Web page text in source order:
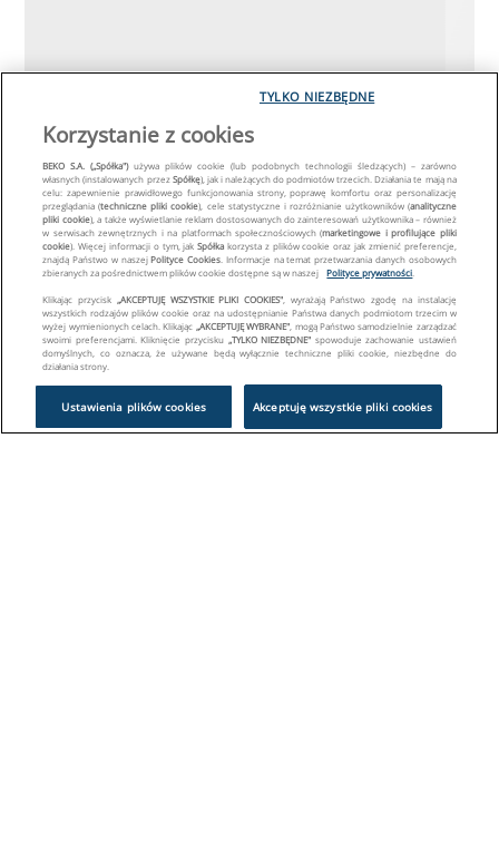
Korzystanie z cookies
BEKO S.A. („Spółka")używa plików cookie (lub podobnych technologii śledzących) – zarówno
własnych (instalowanych przezSpółkę), jak i należących do podmiotów trzecich. Działania te mają na
celu: zapewnienie prawidłowego funkcjonowania strony, poprawę komfortu oraz personalizację
przeglądania (techniczne pliki cookie), cele statystyczne i rozróżnianie użytkowników (analityczne
pliki cookie), a także wyświetlanie reklam dostosowanych do zainteresowań użytkownika – również
w serwisach zewnętrznych i na platformach społecznościowych (marketingowe i profilujące pliki
cookie). Więcej informacji o tym, jakSpółka korzysta z plików cookie oraz jak zmienić preferencje,
znajdą Państwo w naszejPolityce Cookies . Informacje na temat przetwarzania danych osobowych
zbieranych za pośrednictwem plików cookie dostępne są w naszej
Polityce prywatności
Klikając przycisk „AKCEPTUJĘ WSZYSTKIE PLIKI COOKIES" , wyrażają Państwo zgodę na instalację
wszystkich rodzajów plików cookie oraz na udostępnianie Państwa danych podmiotom trzecim w
wyżej wymienionych celach. Klikając „AKCEPTUJĘ WYBRANE" , mogą Państwo samodzielnie zarządzać
swoimi preferencjami. Kliknięcie przycisku „TYLKO NIEZBĘDNE" spowoduje zachowanie ustawień
domyślnych, co oznacza, że używane będą wyłącznie techniczne pliki cookie, niezbędne do
działania strony.
Ustawienia plików cookies Akceptuję wszystkie pliki cookies
TYLKO NIEZBĘDNE